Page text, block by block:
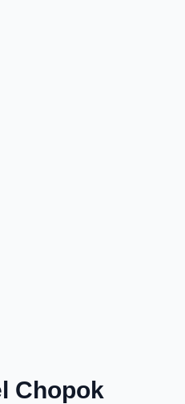
Chopok